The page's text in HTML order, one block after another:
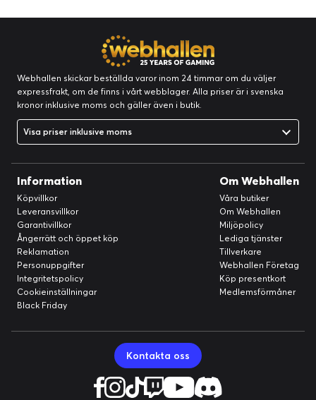
Webhallen skickar beställda varor inom 24 timmar om du väljer
expressfrakt, om de finns i vårt webblager. Alla priser är i svenska
kronor inklusive moms och gäller även i butik.
Visa priser inklusive moms
Information
Köpvillkor
Leveransvillkor
Garantivillkor
Ångerrätt och öppet köp
Reklamation
Personuppgifter
Integritetspolicy
Cookieinställningar
Black Friday
Om Webhallen
Våra butiker
Om Webhallen
Miljöpolicy
Lediga tjänster
Tillverkare
Webhallen Företag
Köp presentkort
Medlemsförmåner
Kontakta oss